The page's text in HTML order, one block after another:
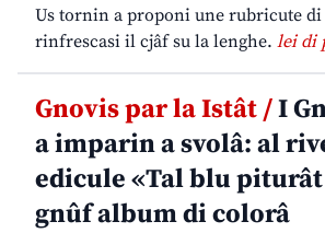
Us tornin a proponi une rubricute
rinfrescasi il cjâf su la lenghe. lei di
Gnovis par la Istât /I
a imparin a svolâ: al
edicule «Tal blu
gnûf album di colorâ